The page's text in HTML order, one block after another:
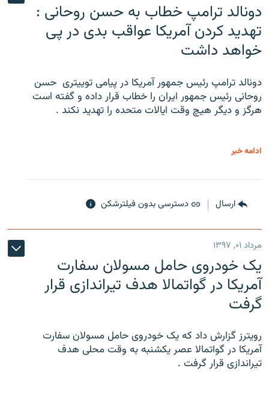
دونالد ترامپ خطاب به حسن روحانی :
تهدید کردن آمریکا عواقب بدی در پی
خواهد داشت
دونالد ترامپ رئیس جمهور آمریکا در پیامی توییتری ‌ حسن
روحانی رئیس جمهور ایران را خطاب قرار داده و گفته است
هرگز و دیگر هیچ وقت ایالات متحده را تهدید نکند .
ادامه خبر
ارسال دسترسی بدون فیلترشکن
مرداد ۰۱, ۱۳۹۷
یک خودروی حامل مسولان سفارت
آمریکا در گواتمالا هدف تیراندازی قرار
گرفت
رویترز گزارش داد که یک خودروی حامل مسولان سفارت
آمریکا در گواتمالا عصر یکشنبه به وقت محلی هدف
تیراندازی قرار گرفت .